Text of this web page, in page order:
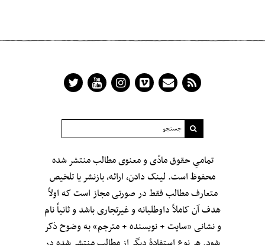
تمامیِ حقوق مادّی و معنوی مطالب منتشر شده
محفوظ است. لینک دادن، ارائه، بازنشر یا تلخیص
متعارف مطالب فقط در صورتی مجاز است که اولاً
هدف آن کاملاً داوطلبانه و غیرتجاری باشد و ثانیاً نام
و نشانی «سایت + نویسنده + مترجم» به وضوح ذکر